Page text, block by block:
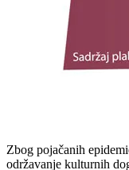
Zbog pojačanih
održavanje kulturnih